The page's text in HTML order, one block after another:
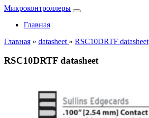
Микроконтроллеры
Главная
Главная » datasheet » RSC10DRTF datasheet
RSC10DRTF datasheet